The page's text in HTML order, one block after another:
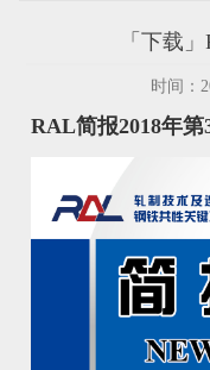
「下载
时间：
RAL简报2018年第